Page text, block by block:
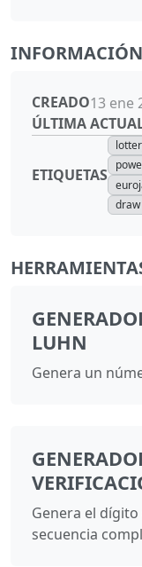
CREADO13 ene
ÚLTIMA
ETIQUETAS
draw
LUHN
Genera un
Genera el
secuencia